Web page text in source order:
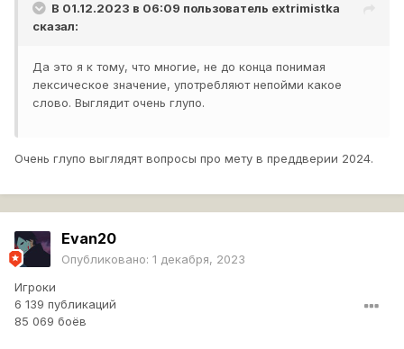
В 01.12.2023 в 06:09 пользователь extrimistka
сказал:
Да это я к тому, что многие, не до конца понимая
лексическое значение, употребляют непойми какое
слово. Выглядит очень глупо.
Очень глупо выглядят вопросы про мету в преддверии 2024.
Evan20
Опубликовано: 1 декабря, 2023
Игроки
6 139 публикаций
85 069 боёв